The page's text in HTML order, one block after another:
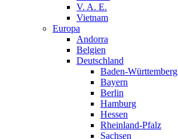
V. A. E.
Vietnam
Europa
Andorra
Belgien
Deutschland
Baden-Württemberg
Bayern
Berlin
Hamburg
Hessen
Rheinland-Pfalz
Sachsen